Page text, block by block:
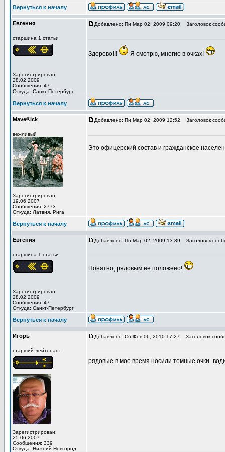
Вернуться к началу
Евгения
старшина 1 статьи
Зарегистрирован:
28.02.2009
Сообщения: 47
Откуда: Санкт-Петербург
Добавлено: Пн Мар 02, 2009 09:20 Заголовок
Здорово!!! Я смотрю, многие в очках!
Вернуться к началу
Mave®ick
вежливый
Зарегистрирован:
19.06.2007
Сообщения: 2773
Откуда: Латвия, Рига
Добавлено: Пн Мар 02, 2009 12:52 Заголовок
Это офицерский состав и гражданское
Вернуться к началу
Евгения
старшина 1 статьи
Зарегистрирован:
28.02.2009
Сообщения: 47
Откуда: Санкт-Петербург
Добавлено: Пн Мар 02, 2009 13:39 Заголовок
Понятно, рядовым не положено!
Вернуться к началу
Игорь
старший лейтенант
Зарегистрирован:
25.06.2007
Сообщения: 339
Откуда: Нижний Новгород
Добавлено: Сб Фев 06, 2010 17:27 Заголовок
рядовые в мое время носили темные очки-